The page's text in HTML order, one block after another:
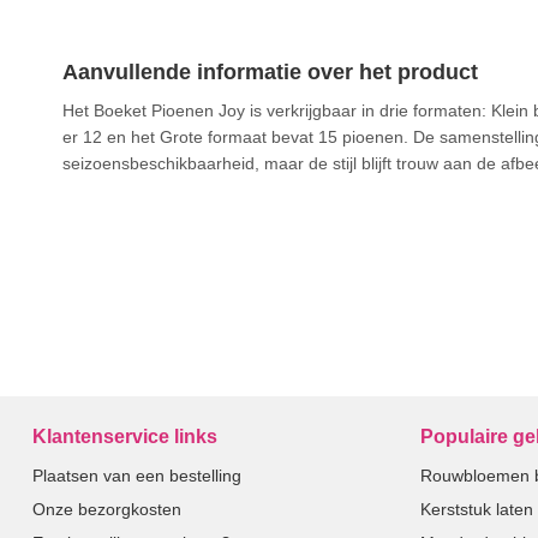
Aanvullende informatie over het product
Het Boeket Pioenen Joy is verkrijgbaar in drie formaten:
er 12 en het Grote formaat bevat 15 pioenen. De
seizoensbeschikbaarheid, maar de stijl blijft trouw aan de
Klantenservice links
Plaatsen van een bestelling
Onze bezorgkosten
Populaire
Rouwbloemen
Kerststuk